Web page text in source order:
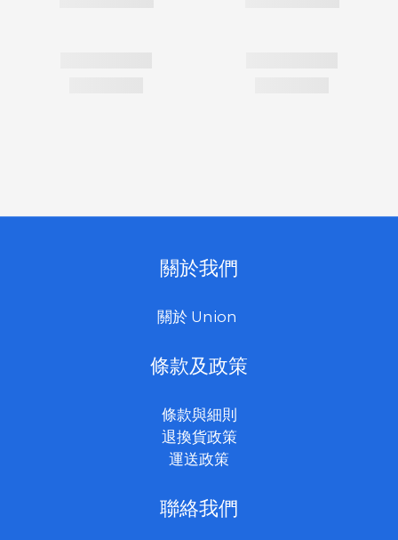
關於我們
關於 Union
條款及政策
條款與細則
退換貨政策
運送政策
聯絡我們